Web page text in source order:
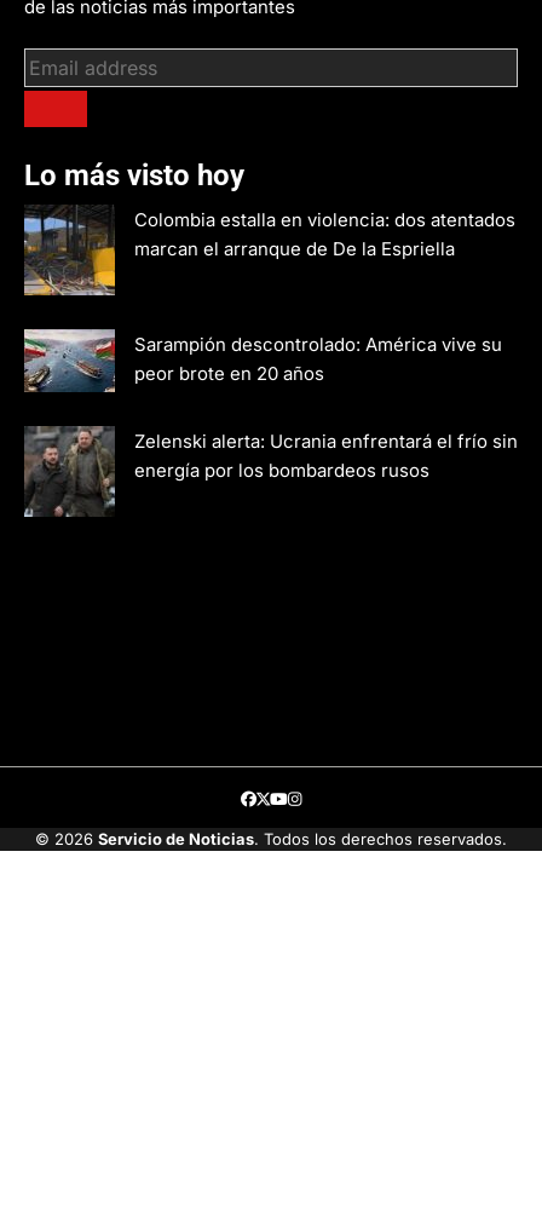
de las noticias más importantes
Lo más visto hoy
Colombia estalla en violencia: dos atentados
marcan el arranque de De la Espriella
Sarampión descontrolado: América vive su
peor brote en 20 años
Zelenski alerta: Ucrania enfrentará el frío sin
energía por los bombardeos rusos
Facebook
TwitterYoutube
Instagram
© 2026 Servicio de Noticias. Todos los derechos reservados.